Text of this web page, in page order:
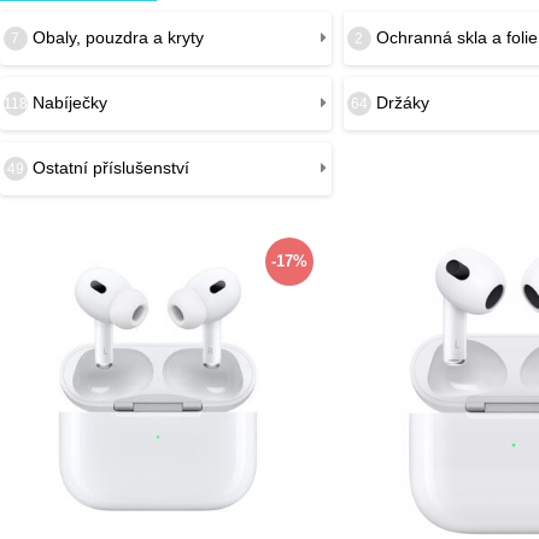
7 Obaly, pouzdra a kryty 2 Ochranná skla a folie
118 Nabíječky 64 Držáky
49 Ostatní příslušenství
-17%